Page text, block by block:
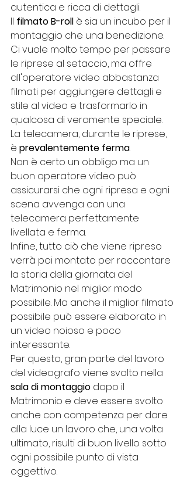
autentica e ricca di dettagli.
Il filmato B-roll è sia un incubo per il
montaggio che una benedizione.
Ci vuole molto tempo per passare
le riprese al setaccio, ma offre
all'operatore video abbastanza
filmati per aggiungere dettagli e
stile al video e trasformarlo in
qualcosa di veramente speciale.
La telecamera, durante le riprese,
è prevalentemente ferma.
Non è certo un obbligo ma un
buon operatore video può
assicurarsi che ogni ripresa e ogni
scena avvenga con una
telecamera perfettamente
livellata e ferma.
Infine, tutto ciò che viene ripreso
verrà poi montato per raccontare
la storia della giornata del
Matrimonio nel miglior modo
possibile. Ma anche il miglior filmato
possibile può essere elaborato in
un video noioso e poco
interessante.
Per questo, gran parte del lavoro
del videografo viene svolto nella
sala di montaggio dopo il
Matrimonio e deve essere svolto
anche con competenza per dare
alla luce un lavoro che, una volta
ultimato, risulti di buon livello sotto
ogni possibile punto di vista
oggettivo.